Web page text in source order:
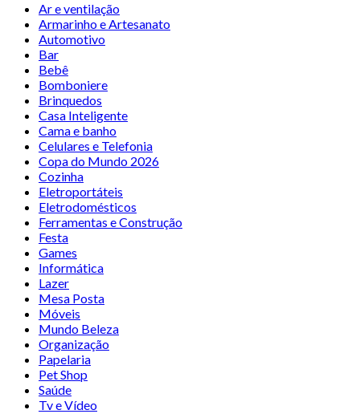
Ar e ventilação
Armarinho e Artesanato
Automotivo
Bar
Bebê
Bomboniere
Brinquedos
Casa Inteligente
Cama e banho
Celulares e Telefonia
Copa do Mundo 2026
Cozinha
Eletroportáteis
Eletrodomésticos
Ferramentas e Construção
Festa
Games
Informática
Lazer
Mesa Posta
Móveis
Mundo Beleza
Organização
Papelaria
Pet Shop
Saúde
Tv e Vídeo